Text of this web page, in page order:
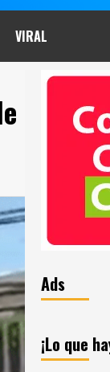
VIRAL
Ads
¡Lo que